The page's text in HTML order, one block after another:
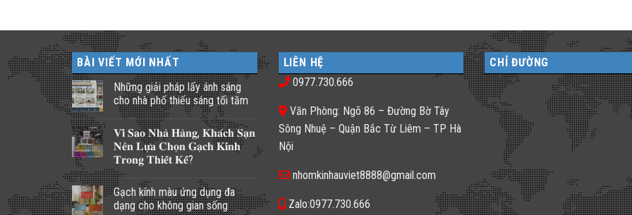
BÀI VIẾT MỚI NHẤT
Những giải pháp lấy ánh sáng
cho nhà phố thiếu sáng tối tăm
Không
bình
luận
ở
Những
giải
pháp
lấy
ánh
sáng
𝐕𝐢̀ 𝐒𝐚𝐨 𝐍𝐡𝐚̀ 𝐇𝐚̀𝐧𝐠, 𝐊𝐡𝐚́𝐜𝐡 𝐒𝐚̣𝐧
𝐍𝐞̂𝐧 𝐋𝐮̛̣𝐚 𝐂𝐡𝐨̣𝐧 𝐆𝐚̣𝐜𝐡 𝐊𝐢́𝐧𝐡
𝐓𝐫𝐨𝐧𝐠 𝐓𝐡𝐢𝐞̂́𝐭 𝐊𝐞̂́?
Không
có
bình
luận
ở
Gạch kính màu ứng dụng đa
dạng cho không gian sống
LIÊN HỆ
0977.730.666
Văn Phòng: Ngõ 86 – Đường Bờ Tây
Sông Nhuệ – Quận Bắc Từ Liêm – TP Hà
Nội
nhomkinhauviet8888@gmail.com
Zalo:0977.730.666
CHỈ ĐƯỜNG